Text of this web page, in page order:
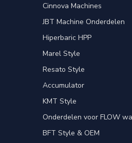
Cinnova Machines
JBT Machine Onderdelen
Hiperbaric HPP
Marel Style
Resato Style
Accumulator
KMT Style
Onderdelen voor FLOW
BFT Style & OEM